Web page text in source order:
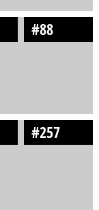
#88
#257